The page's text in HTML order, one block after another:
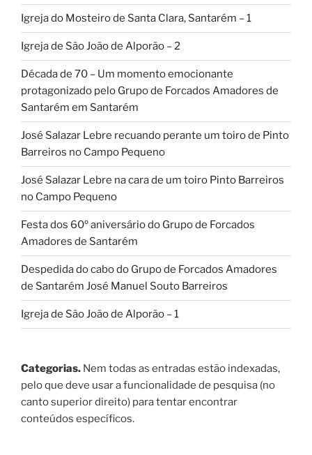
Igreja do Mosteiro de Santa Clara, Santarém – 1
Igreja de São João de Alporão – 2
Década de 70 – Um momento emocionante
protagonizado pelo Grupo de Forcados Amadores de
Santarém em Santarém
José Salazar Lebre recuando perante um toiro de Pinto
Barreiros no Campo Pequeno
José Salazar Lebre na cara de um toiro Pinto Barreiros
no Campo Pequeno
Festa dos 60º aniversário do Grupo de Forcados
Amadores de Santarém
Despedida do cabo do Grupo de Forcados Amadores
de Santarém José Manuel Souto Barreiros
Igreja de São João de Alporão – 1
Categorias. Nem todas as entradas estão indexadas,
pelo que deve usar a funcionalidade de pesquisa (no
canto superior direito) para tentar encontrar
conteúdos específicos.